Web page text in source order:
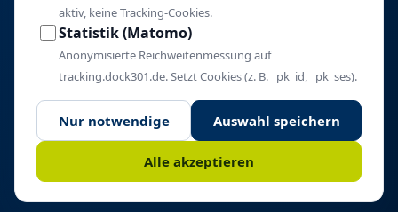
Impressum
Datenschutz
Cookie-Einstellungen
aktiv, keine Tracking-Cookies.
Statistik (Matomo)
Anonymisierte Reichweitenmessung auf
tracking.dock301.de. Setzt Cookies (z. B. _pk_id, _pk_ses).
Nur notwendige Auswahl speichern
Alle akzeptieren